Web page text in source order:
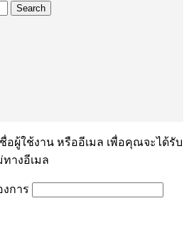
Search
ผู้ใช้งาน หรืออีเมล เพื่อคุณจะได้รับ
างอีเมล
งการ